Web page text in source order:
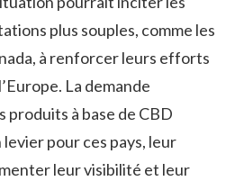
plus souples, comme les
à renforcer leurs efforts
La demande
produits à base de CBD
pour ces pays, leur
leur visibilité et leur